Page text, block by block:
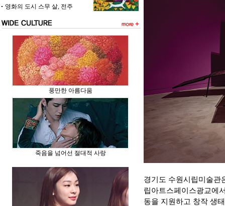
영화의 도시 스무 살, 전주
풍만한 아름다움
죽음을 넘어선 절대적 사랑
경기도 수원시립미술관
립아트스페이스광교에
동을 지원하고 창작 생